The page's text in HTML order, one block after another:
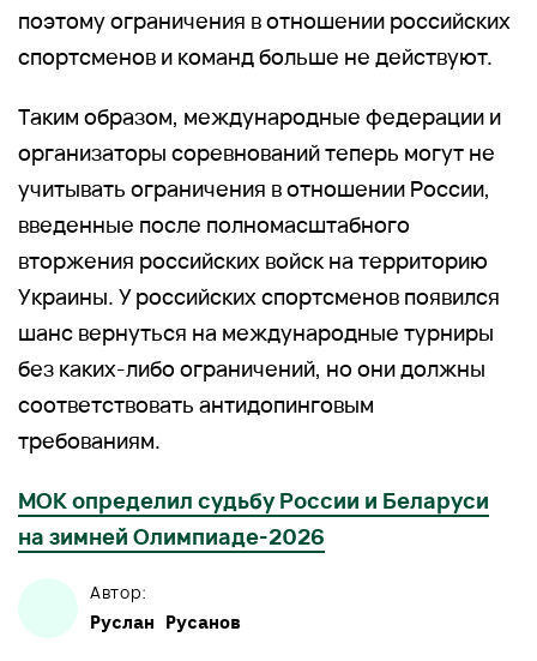
поэтому ограничения в отношении российских
спортсменов и команд больше не действуют.
Таким образом, международные федерации и
организаторы соревнований теперь могут не
учитывать ограничения в отношении России,
введенные после полномасштабного
вторжения российских войск на территорию
Украины. У российских спортсменов появился
шанс вернуться на международные турниры
без каких-либо ограничений, но они должны
соответствовать антидопинговым
требованиям.
МОК определил судьбу России и Беларуси
на зимней Олимпиаде-2026
Автор:
Руслан Русанов